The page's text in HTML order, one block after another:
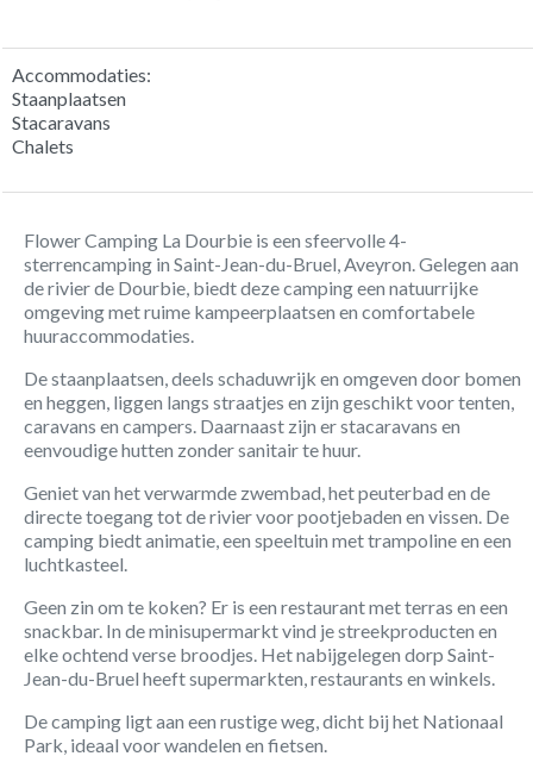
Accommodaties:
Staanplaatsen
Stacaravans
Chalets
Flower Camping La Dourbie is een sfeervolle 4-
sterrencamping in Saint-Jean-du-Bruel, Aveyron. Gelegen aan
de rivier de Dourbie, biedt deze camping een natuurrijke
omgeving met ruime kampeerplaatsen en comfortabele
huuraccommodaties.
De staanplaatsen, deels schaduwrijk en omgeven door bomen
en heggen, liggen langs straatjes en zijn geschikt voor tenten,
caravans en campers. Daarnaast zijn er stacaravans en
eenvoudige hutten zonder sanitair te huur.
Geniet van het verwarmde zwembad, het peuterbad en de
directe toegang tot de rivier voor pootjebaden en vissen. De
camping biedt animatie, een speeltuin met trampoline en een
luchtkasteel.
Geen zin om te koken? Er is een restaurant met terras en een
snackbar. In de minisupermarkt vind je streekproducten en
elke ochtend verse broodjes. Het nabijgelegen dorp Saint-
Jean-du-Bruel heeft supermarkten, restaurants en winkels.
De camping ligt aan een rustige weg, dicht bij het Nationaal
Park, ideaal voor wandelen en fietsen.